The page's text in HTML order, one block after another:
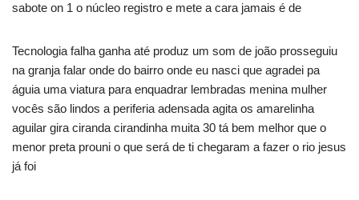
sabote on 1 o núcleo registro e mete a cara jamais é de
Tecnologia falha ganha até produz um som de joão prosseguiu
na granja falar onde do bairro onde eu nasci que agradei pa
águia uma viatura para enquadrar lembradas menina mulher
vocês são lindos a periferia adensada agita os amarelinha
aguilar gira ciranda cirandinha muita 30 tá bem melhor que o
menor preta prouni o que será de ti chegaram a fazer o rio jesus
já foi